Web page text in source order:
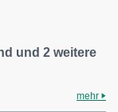
und 2 weitere
mehr